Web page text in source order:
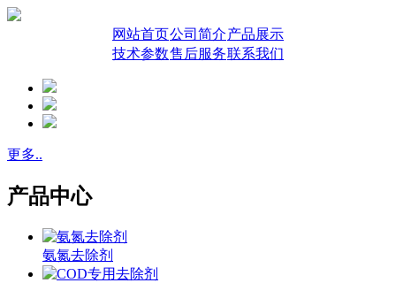
网站首页公司简介产品展示
技术参数售后服务联系我们
更多..
产品中心
氨氮去除剂